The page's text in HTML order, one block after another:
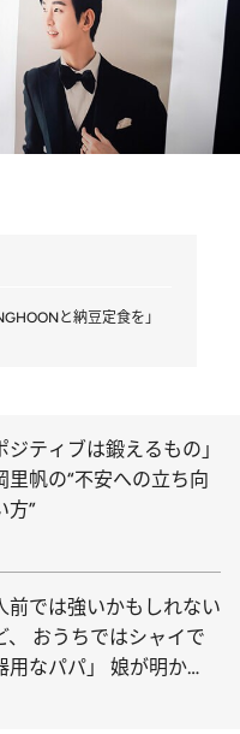
と納豆定食を」
ジティブは鍛えるもの」
里帆の“不安への立ち向
方”
前では強いかもしれない
、 おうちではシャイで
用なパパ」 娘が明か